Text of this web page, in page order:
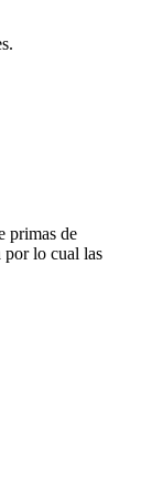
primas de
por lo cual las